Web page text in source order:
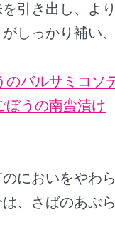
引き出し、よ
しっかり補い
のバルサミコソ
ぼうの南蛮漬け
においをやわ
、さばのあぶ